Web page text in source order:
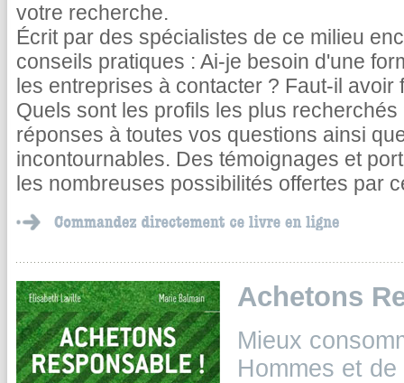
votre recherche.
Écrit par des spécialistes de ce milieu
conseils pratiques : Ai-je besoin d'une
les entreprises à contacter ? Faut-il avoir
Quels sont les profils les plus
réponses à toutes vos questions ainsi
incontournables. Des témoignages et
les nombreuses possibilités offertes par
Achetons
Mieux
Hommes et